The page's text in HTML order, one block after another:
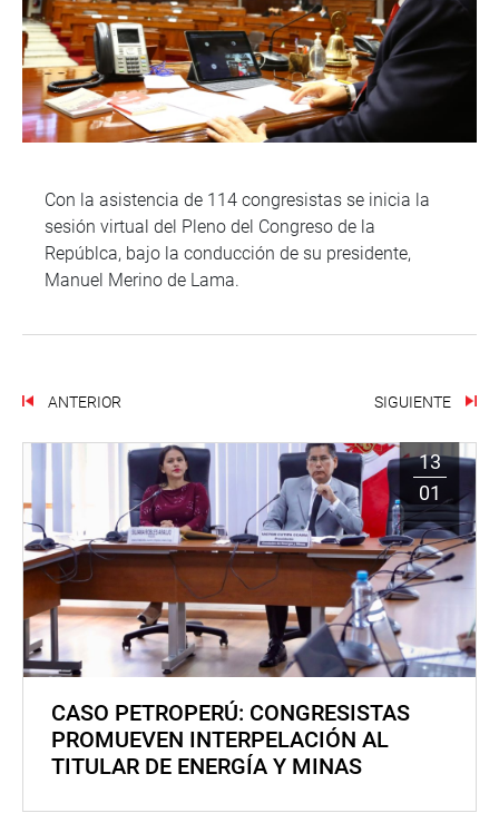
Con la asistencia de 114 congresistas se inicia la
sesión virtual del Pleno del Congreso de la
Repúblca, bajo la conducción de su presidente,
Manuel Merino de Lama.
ANTERIOR SIGUIENTE
13
01
CASO PETROPERÚ: CONGRESISTAS
PROMUEVEN INTERPELACIÓN AL
TITULAR DE ENERGÍA Y MINAS